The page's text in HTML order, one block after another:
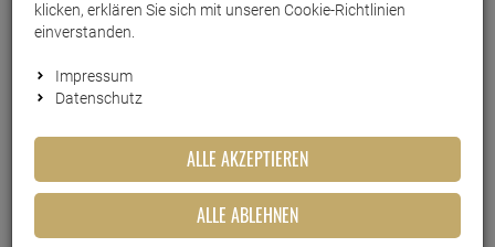
Weiter einkaufen www.wark24.de Leben & Wohnen
Haushaltswaren
Brita Maxtra
Brita Marella blau 2,4 Liter
Brita Marella blau 2,4 Liter
10016580
klicken, erklären Sie sich mit unseren Cookie-Richtlinien
einverstanden.
Impressum
Datenschutz
ALLE AKZEPTIEREN
ALLE ABLEHNEN